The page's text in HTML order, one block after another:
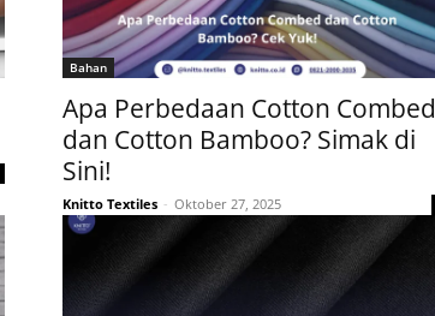
Bahan
Apa Perbedaan Cotton Combed
dan Cotton Bamboo? Simak di
Sini!
Knitto Textiles - Oktober 27, 2025